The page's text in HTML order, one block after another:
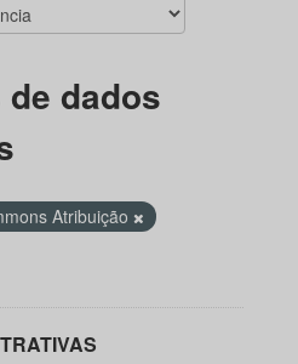
dados
Atribuição